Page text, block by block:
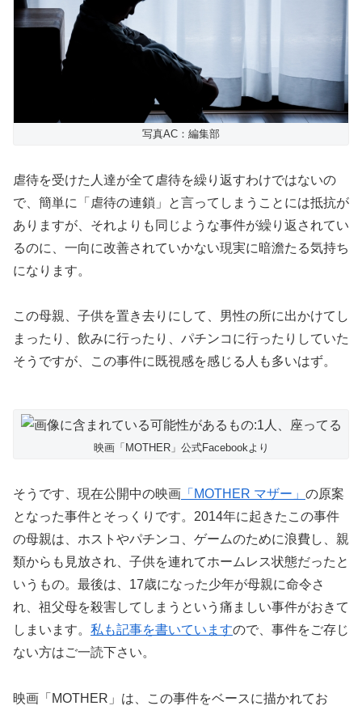
写真AC：編集部
虐待を受けた人達が全て虐待を繰り返すわけではないの
で、簡単に「虐待の連鎖」と言ってしまうことには抵抗が
ありますが、それよりも同じような事件が繰り返されてい
るのに、一向に改善されていかない現実に暗澹たる気持ち
になります。
この母親、子供を置き去りにして、男性の所に出かけてし
まったり、飲みに行ったり、パチンコに行ったりしていた
そうですが、この事件に既視感を感じる人も多いはず。
映画「MOTHER」公式Facebookより
そうです、現在公開中の映画 「MOTHER マザー」 の原案
となった事件とそっくりです。2014年に起きたこの事件
の母親は、ホストやパチンコ、ゲームのために浪費し、親
類からも見放され、子供を連れてホームレス状態だったと
いうもの。最後は、17歳になった少年が母親に命令さ
れ、祖父母を殺害してしまうという痛ましい事件がおきて
しまいます。 私も記事を書いていますので、事件をご存じ
ない方はご一読下さい。
映画「MOTHER」は、この事件をベースに描かれてお